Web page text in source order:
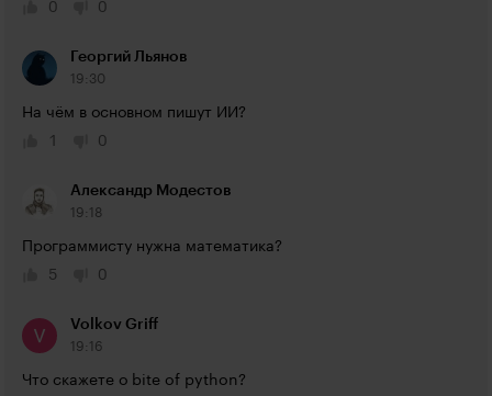
0 0
Георгий Льянов
19:30
На чём в основном пишут ИИ?
1
0
Александр Модестов
19:18
Программисту нужна математика?
5
0
Volkov Griff
19:16
Что скажете о bite of python?